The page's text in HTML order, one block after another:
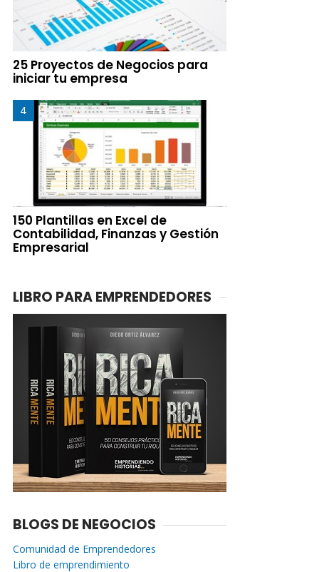
25 Proyectos de Negocios para
iniciar tu empresa
150 Plantillas en Excel de
Contabilidad, Finanzas y Gestión
Empresarial
LIBRO PARA EMPRENDEDORES
BLOGS DE NEGOCIOS
Comunidad de Emprendedores
Libro de emprendimiento